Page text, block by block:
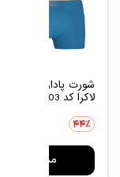
شورت پادار مردانه
لاکرا کد 1003 مجموعه 6 عددی
44٪
مشاهده